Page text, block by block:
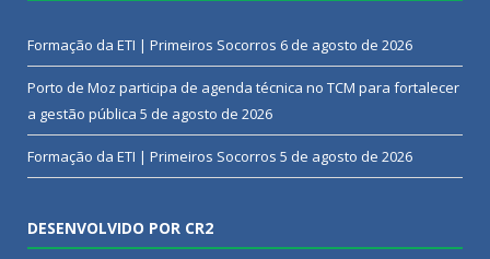
Formação da ETI | Primeiros Socorros 6 de agosto de 2026
Porto de Moz participa de agenda técnica no TCM para fortalecer
a gestão pública 5 de agosto de 2026
Formação da ETI | Primeiros Socorros 5 de agosto de 2026
DESENVOLVIDO POR CR2